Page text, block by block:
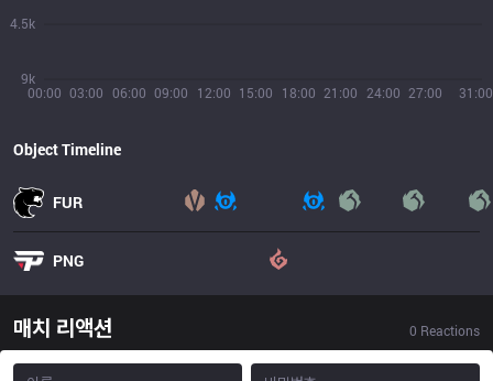
00:00 03:00 06:00 09:00 12:00 15:00 18:00 21:00 24:00 27:00 31:00
9k
4.5k
Object Timeline
FUR
PNG
매치 리액션 0 Reactions